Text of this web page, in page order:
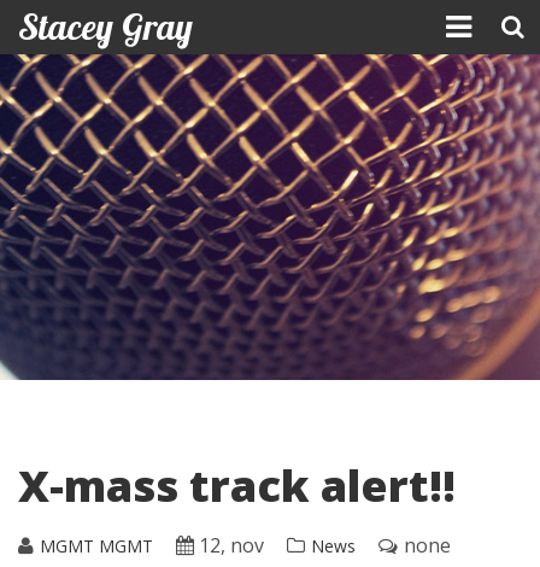
Skip
to
content
Stacey Gray
X-mass track alert!!
MGMT MGMT 12, nov News none